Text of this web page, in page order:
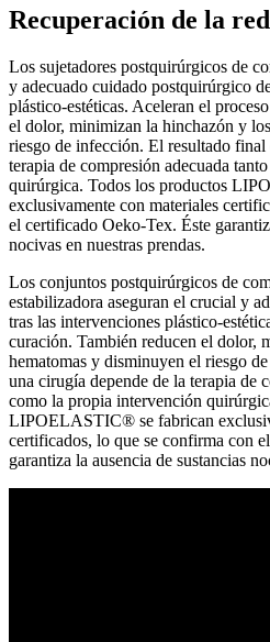
Recuperación de la
Los sujetadores postquirúrgicos de
y adecuado cuidado postquirúrgico
plástico-estéticas. Aceleran el
el dolor, minimizan la hinchazón y
riesgo de infección. El resultado final
terapia de compresión adecuada
quirúrgica. Todos los productos
exclusivamente con materiales
el certificado Oeko-Tex. Éste
nocivas en nuestras prendas.
Los conjuntos postquirúrgicos de
estabilizadora aseguran el crucial y
tras las intervenciones plástico-
curación. También reducen el dolor,
hematomas y disminuyen el riesgo
una cirugía depende de la terapia de
como la propia intervención
LIPOELASTIC® se fabrican
certificados, lo que se confirma con
garantiza la ausencia de sustancias